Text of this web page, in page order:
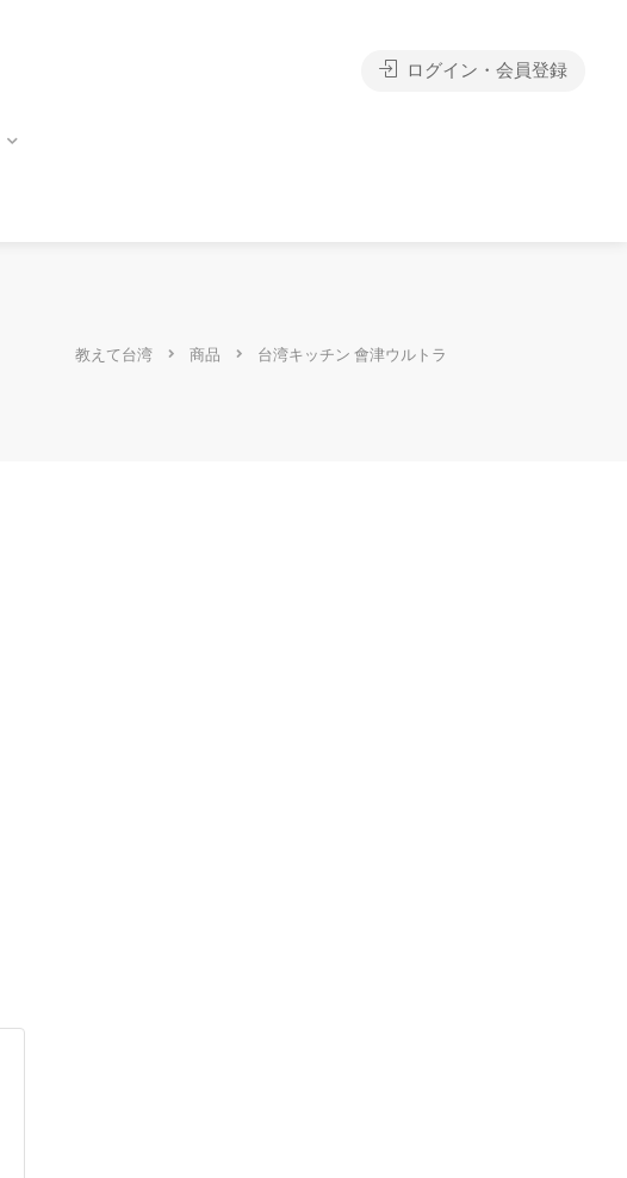
ログイン・会員登録
教えて台湾 商品 台湾キッチン 會津ウルトラ